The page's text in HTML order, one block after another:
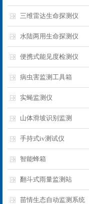
三维雷达生命探测仪
水陆两用生命探测仪
便携式能见度检测仪
病虫害监测工具箱
实蝇监测仪
山体滑坡识别监测
手持式iv测试仪
智能蜂箱
翻斗式雨量监测站
苗情生态自动监测系统